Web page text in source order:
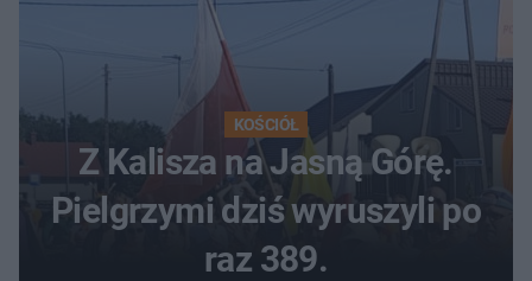
KOŚCIÓŁ
Z Kalisza na Jasną Górę.
Pielgrzymi dziś wyruszyli po
raz 389.